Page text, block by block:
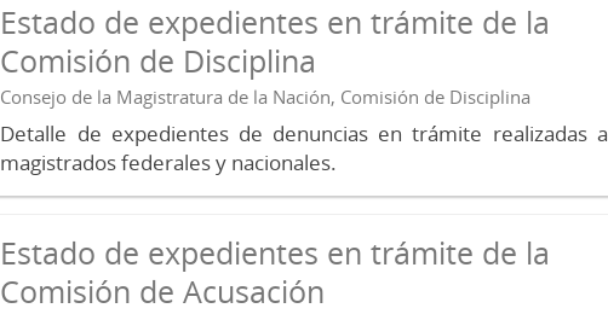
Estado de expedientes en trámite de la
Comisión de Disciplina
Consejo de la Magistratura de la Nación, Comisión de Disciplina
Detalle de expedientes de denuncias en trámite realizadas a
magistrados federales y nacionales.
Estado de expedientes en trámite de la
Comisión de Acusación